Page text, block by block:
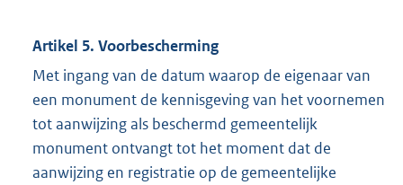
Artikel 5. Voorbescherming
Met ingang van de datum waarop de eigenaar van
een monument de kennisgeving van het voornemen
tot aanwijzing als beschermd gemeentelijk
monument ontvangt tot het moment dat de
aanwijzing en registratie op de gemeentelijke